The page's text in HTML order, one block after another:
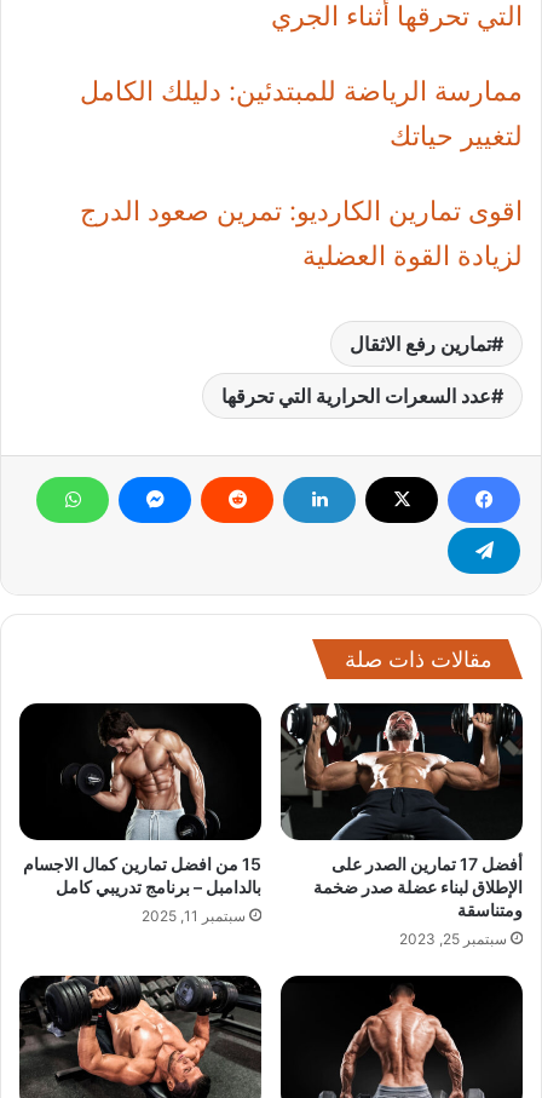
التي تحرقها أثناء الجري
ممارسة الرياضة للمبتدئين: دليلك الكامل
لتغيير حياتك
اقوى تمارين الكارديو: تمرين صعود الدرج
لزيادة القوة العضلية
تمارين رفع الاثقال
عدد السعرات الحرارية التي تحرقها
مقالات ذات صلة
أفضل 17 تمارين الصدر على
الإطلاق لبناء عضلة صدر ضخمة
ومتناسقة
سبتمبر 25, 2023
15 من افضل تمارين كمال الاجسام
بالدامبل – برنامج تدريبي كامل
سبتمبر 11, 2025